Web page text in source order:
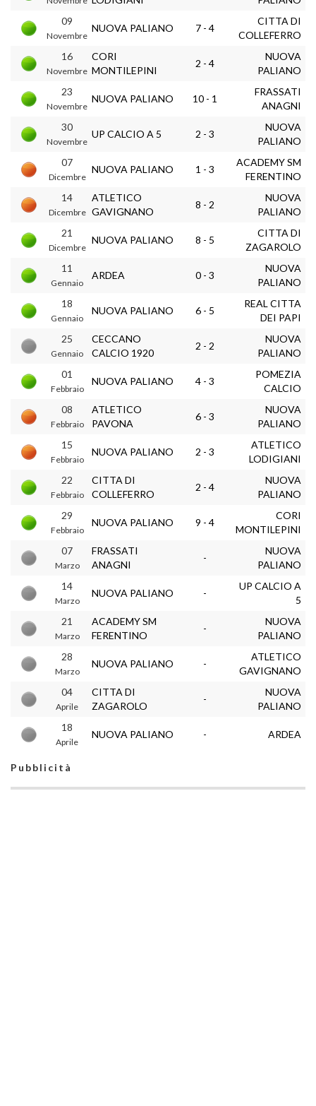
09
Novembre
NUOVA PALIANO 7 - 4
CITTA DI
COLLEFERRO
16
Novembre
CORI
MONTILEPINI
2 - 4
NUOVA
PALIANO
23
Novembre
NUOVA PALIANO 10 - 1
FRASSATI
ANAGNI
30
Novembre
UP CALCIO A 5 2 - 3
NUOVA
PALIANO
07
Dicembre
NUOVA PALIANO 1 - 3
ACADEMY SM
FERENTINO
14
Dicembre
ATLETICO
GAVIGNANO
8 - 2
NUOVA
PALIANO
21
Dicembre
NUOVA PALIANO 8 - 5
CITTA DI
ZAGAROLO
11
Gennaio
ARDEA 0 - 3
NUOVA
PALIANO
18
Gennaio
NUOVA PALIANO 6 - 5
REAL CITTA
DEI PAPI
25
Gennaio
CECCANO
CALCIO 1920
2 - 2
NUOVA
PALIANO
01
Febbraio
NUOVA PALIANO 4 - 3
POMEZIA
CALCIO
08
Febbraio
ATLETICO
PAVONA
6 - 3
NUOVA
PALIANO
15
Febbraio
NUOVA PALIANO 2 - 3
ATLETICO
LODIGIANI
22
Febbraio
CITTA DI
COLLEFERRO
2 - 4
NUOVA
PALIANO
29
Febbraio
NUOVA PALIANO 9 - 4
CORI
MONTILEPINI
07
Marzo
FRASSATI
ANAGNI
-
NUOVA
PALIANO
14
Marzo
NUOVA PALIANO -
UP CALCIO A
5
21
Marzo
ACADEMY SM
FERENTINO
-
NUOVA
PALIANO
28
Marzo
NUOVA PALIANO -
ATLETICO
GAVIGNANO
04
Aprile
CITTA DI
ZAGAROLO
-
NUOVA
PALIANO
18
Aprile
NUOVA PALIANO - ARDEA
Pubblicità